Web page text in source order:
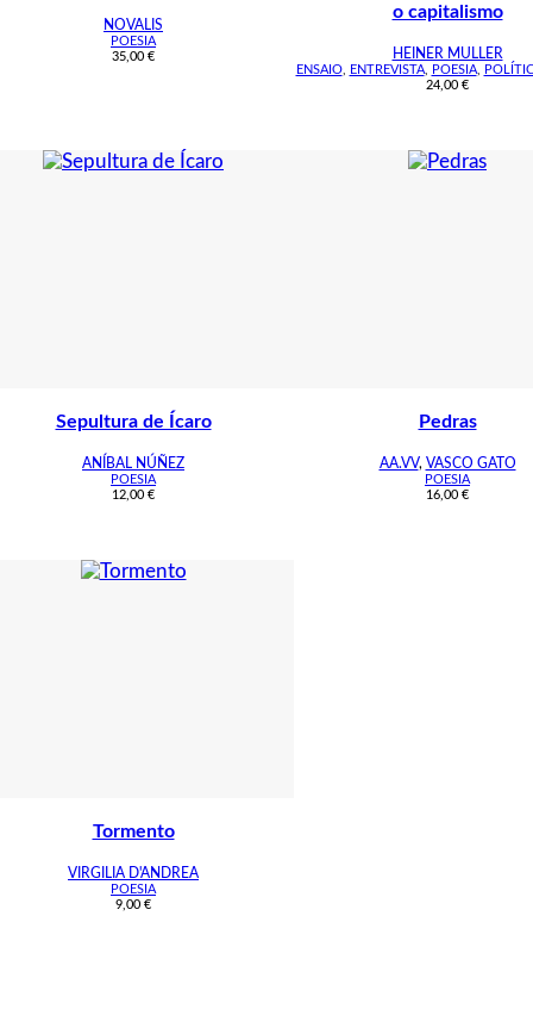
NOVALIS
POESIA
35,00 €
o capitalismo
HEINER MULLER
ENSAIO, ENTREVISTA, POESIA,
24,00 €
Sepultura de Ícaro
ANÍBAL NÚÑEZ
POESIA
12,00 €
Pedras
AA.VV, VASCO GATO
POESIA
16,00 €
Tormento
VIRGILIA D'ANDREA
POESIA
9,00 €